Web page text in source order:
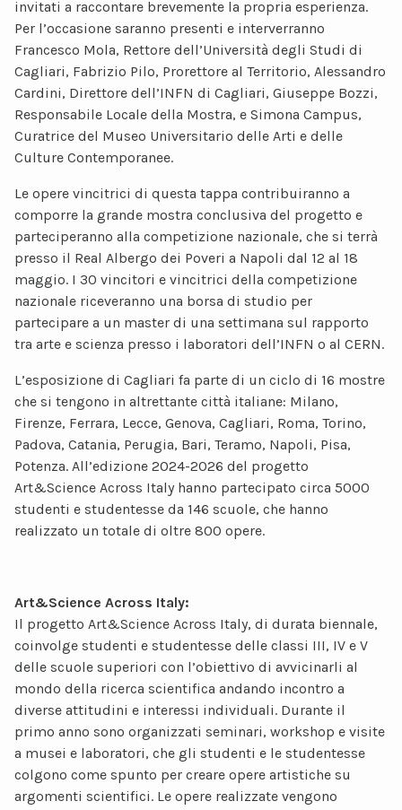
invitati a raccontare brevemente la propria esperienza.
Per l’occasione saranno presenti e interverranno
Francesco Mola, Rettore dell’Università degli Studi di
Cagliari, Fabrizio Pilo, Prorettore al Territorio, Alessandro
Cardini, Direttore dell’INFN di Cagliari, Giuseppe Bozzi,
Responsabile Locale della Mostra, e Simona Campus,
Curatrice del Museo Universitario delle Arti e delle
Culture Contemporanee.
Le opere vincitrici di questa tappa contribuiranno a
comporre la grande mostra conclusiva del progetto e
parteciperanno alla competizione nazionale, che si terrà
presso il Real Albergo dei Poveri a Napoli dal 12 al 18
maggio. I 30 vincitori e vincitrici della competizione
nazionale riceveranno una borsa di studio per
partecipare a un master di una settimana sul rapporto
tra arte e scienza presso i laboratori dell’INFN o al CERN.
L’esposizione di Cagliari fa parte di un ciclo di 16 mostre
che si tengono in altrettante città italiane: Milano,
Firenze, Ferrara, Lecce, Genova, Cagliari, Roma, Torino,
Padova, Catania, Perugia, Bari, Teramo, Napoli, Pisa,
Potenza. All’edizione 2024-2026 del progetto
Art&Science Across Italy hanno partecipato circa 5000
studenti e studentesse da 146 scuole, che hanno
realizzato un totale di oltre 800 opere.
Art&Science Across Italy:
Il progetto Art&Science Across Italy, di durata biennale,
coinvolge studenti e studentesse delle classi III, IV e V
delle scuole superiori con l’obiettivo di avvicinarli al
mondo della ricerca scientifica andando incontro a
diverse attitudini e interessi individuali. Durante il
primo anno sono organizzati seminari, workshop e visite
a musei e laboratori, che gli studenti e le studentesse
colgono come spunto per creare opere artistiche su
argomenti scientifici. Le opere realizzate vengono